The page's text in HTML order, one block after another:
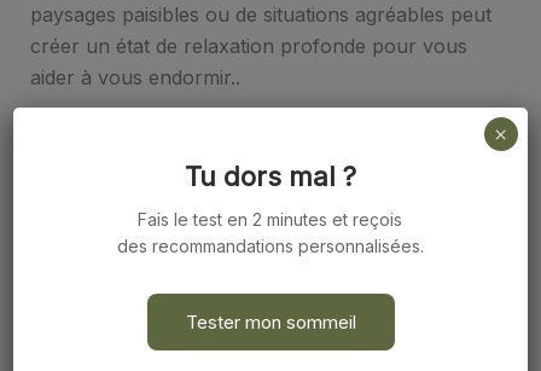
paysages paisibles ou de situations agréables peut
créer un état de relaxation profonde pour vous
aider à vous endormir..
attention sur le moment présent, en observant
vos pensées, vos émotions et les sensations dans
votre corps sans jugement. Pratiquer la méditation
avant de vous coucher peut aider à calmer l’esprit
agité et à favoriser un sommeil profond et
Tu dors mal ?
Fais le test en 2 minutes et reçois
des recommandations personnalisées.
Tester mon sommeil
×